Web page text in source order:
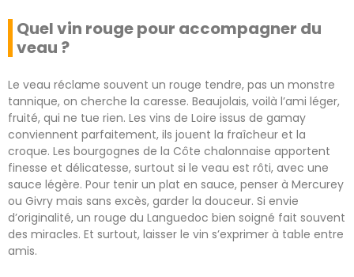
Quel vin rouge pour accompagner du
veau ?
Le veau réclame souvent un rouge tendre, pas un monstre
tannique, on cherche la caresse. Beaujolais, voilà l’ami léger,
fruité, qui ne tue rien. Les vins de Loire issus de gamay
conviennent parfaitement, ils jouent la fraîcheur et la
croque. Les bourgognes de la Côte chalonnaise apportent
finesse et délicatesse, surtout si le veau est rôti, avec une
sauce légère. Pour tenir un plat en sauce, penser à Mercurey
ou Givry mais sans excès, garder la douceur. Si envie
d’originalité, un rouge du Languedoc bien soigné fait souvent
des miracles. Et surtout, laisser le vin s’exprimer à table entre
amis.